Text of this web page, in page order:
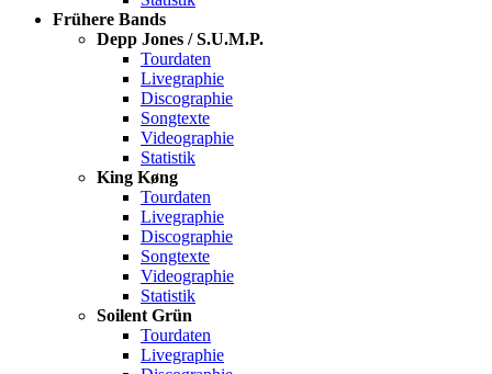
Frühere Bands
Depp Jones / S.U.M.P.
Tourdaten
Livegraphie
Discographie
Songtexte
Videographie
Statistik
King Køng
Tourdaten
Livegraphie
Discographie
Songtexte
Videographie
Statistik
Soilent Grün
Tourdaten
Livegraphie